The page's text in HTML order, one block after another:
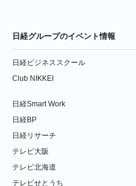
日経グループのイベント情報
日経ビジネススクール
Club NIKKEI
日経Smart Work
日経BP
日経リサーチ
テレビ大阪
テレビ北海道
テレビせとうち